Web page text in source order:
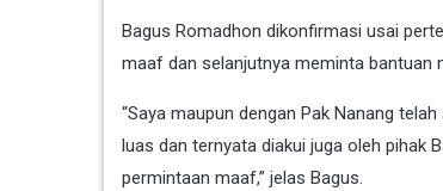
Bagus Romadhon dikonfirmasi usai
maaf dan selanjutnya meminta bantuan
“Saya maupun dengan Pak Nanang
luas dan ternyata diakui juga oleh pihak
permintaan maaf,” jelas Bagus.